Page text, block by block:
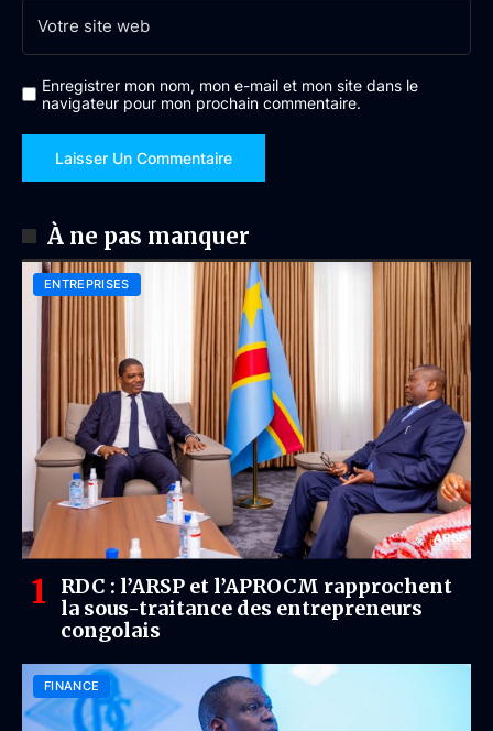
Enregistrer mon nom, mon e-mail et mon site dans le
navigateur pour mon prochain commentaire.
À ne pas manquer
ENTREPRISES
RDC : l’ARSP et l’APROCM rapprochent
la sous-traitance des entrepreneurs
congolais
FINANCE